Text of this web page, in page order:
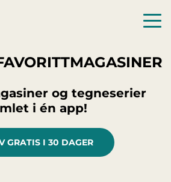
og tegneserier
i én app!
GRATIS I 30 DAGER